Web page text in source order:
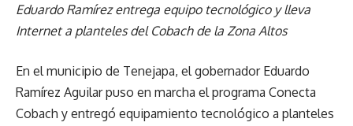
Eduardo Ramírez entrega equipo tecnológico y lleva
Internet a planteles del Cobach de la Zona Altos
En el municipio de Tenejapa, el gobernador Eduardo
Ramírez Aguilar puso en marcha el programa Conecta
Cobach y entregó equipamiento tecnológico a planteles